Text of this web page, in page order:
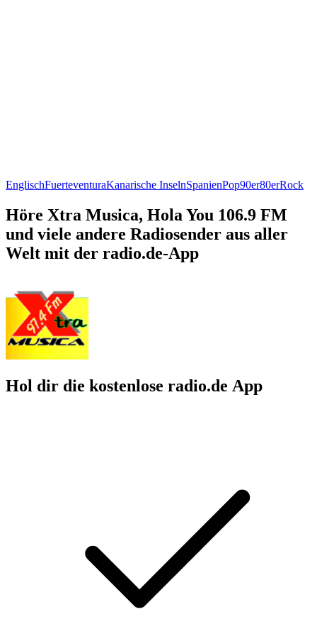
EnglischFuerteventuraKanarische InselnSpanienPop90er80erRock
Höre Xtra Musica, Hola You 106.9 FM
und viele andere Radiosender aus aller
Welt mit der radio.de-App
Hol dir die kostenlose radio.de App